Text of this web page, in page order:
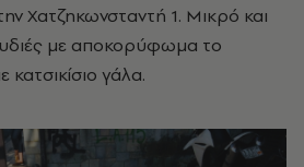
Χατζηκωνσταντή 1. Μικρό και
με αποκορύφωμα το
γάλα.